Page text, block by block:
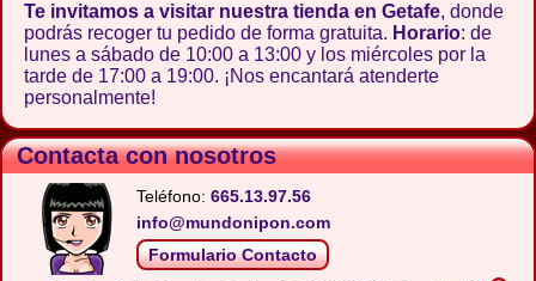
Te invitamos a visitar nuestra tienda en Getafe, donde
podrás recoger tu pedido de forma gratuita. Horario: de
lunes a sábado de 10:00 a 13:00 y los miércoles por la
tarde de 17:00 a 19:00. ¡Nos encantará atenderte
personalmente!
Contacta con nosotros
Teléfono: 665.13.97.56
info@mundonipon.com
Formulario Contacto